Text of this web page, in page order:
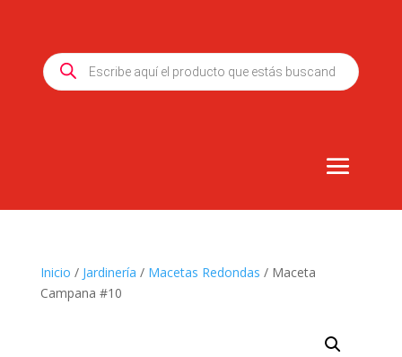
Products
search
Inicio / Jardinería / Macetas Redondas / Maceta
Campana #10